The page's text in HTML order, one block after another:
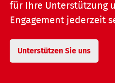
für Ihre Unterstützung
Engagement jederzeit
Unterstützen Sie uns